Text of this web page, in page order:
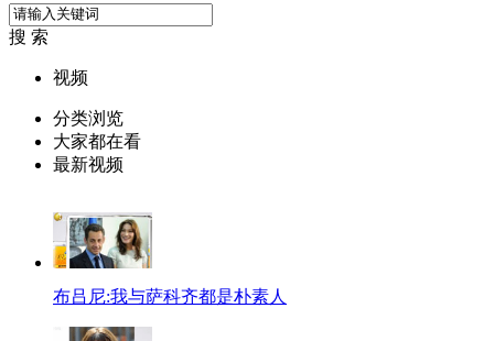
搜 索
视频
分类浏览
大家都在看
最新视频
布吕尼:我与萨科齐都是朴素人